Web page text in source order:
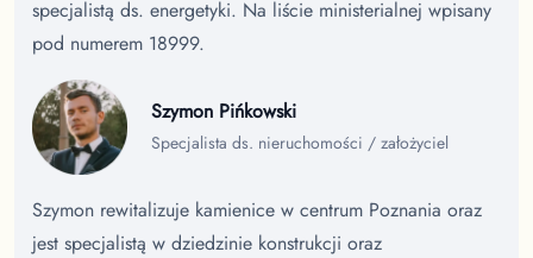
specjalistą ds. energetyki. Na liście ministerialnej wpisany
pod numerem 18999.
Szymon Pińkowski
Specjalista ds. nieruchomości / założyciel
Szymon rewitalizuje kamienice w centrum Poznania oraz
jest specjalistą w dziedzinie konstrukcji oraz